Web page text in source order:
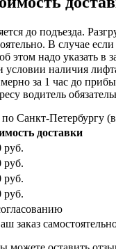
до подъезда.
В случае
этом надо указать в
условии наличия
за 1 час до
водитель
по Санкт-Петербургу
доставки
руб.
руб.
руб.
руб.
заказ